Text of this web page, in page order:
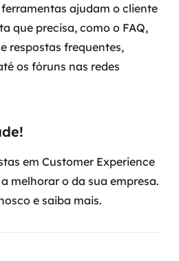
ajudam o cliente
que precisa, como o FAQ,
respostas frequentes,
os fóruns nas redes
em Customer Experience
melhorar o da sua empresa.
e saiba mais.